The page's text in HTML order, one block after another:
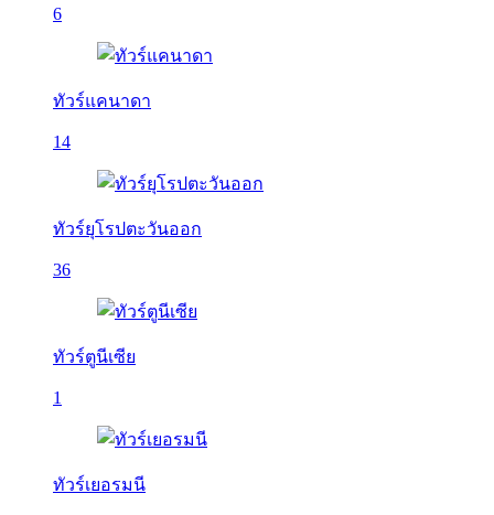
6
ทัวร์แคนาดา
14
ทัวร์ยุโรปตะวันออก
36
ทัวร์ตูนีเซีย
1
ทัวร์เยอรมนี